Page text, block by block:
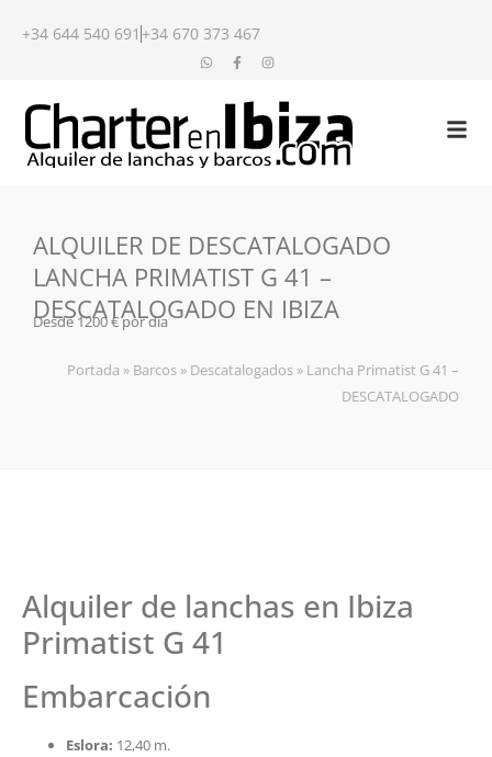
+34 644 540 691 +34 670 373 467
ALQUILER DE DESCATALOGADO
LANCHA PRIMATIST G 41 –
DESCATALOGADO EN IBIZA
Desde 1200 € por día
Portada » Barcos » Descatalogados » Lancha Primatist G 41 –
DESCATALOGADO
Alquiler de lanchas en Ibiza
Primatist G 41
Embarcación
Eslora: 12,40 m.